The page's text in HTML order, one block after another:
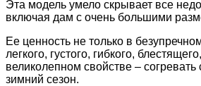
Эта модель умело скрывает все
включая дам с очень большими
Ее ценность не только в
легкого, густого, гибкого,
великолепном свойстве –
зимний сезон.